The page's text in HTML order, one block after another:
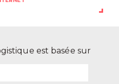
est basée sur